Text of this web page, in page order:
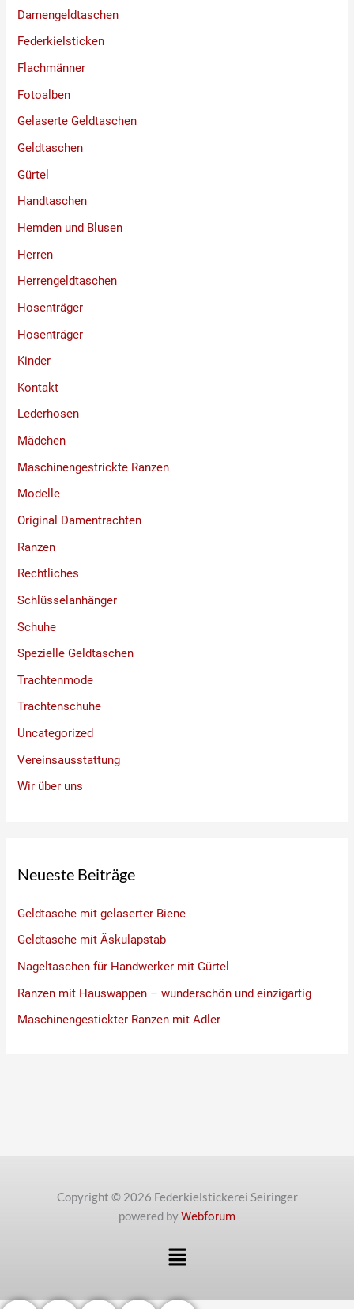
Damengeldtaschen
Federkielsticken
Flachmänner
Fotoalben
Gelaserte Geldtaschen
Geldtaschen
Gürtel
Handtaschen
Hemden und Blusen
Herren
Herrengeldtaschen
Hosenträger
Hosenträger
Kinder
Kontakt
Lederhosen
Mädchen
Maschinengestrickte Ranzen
Modelle
Original Damentrachten
Ranzen
Rechtliches
Schlüsselanhänger
Schuhe
Spezielle Geldtaschen
Trachtenmode
Trachtenschuhe
Uncategorized
Vereinsausstattung
Wir über uns
Neueste Beiträge
Geldtasche mit gelaserter Biene
Geldtasche mit Äskulapstab
Nageltaschen für Handwerker mit Gürtel
Ranzen mit Hauswappen – wunderschön und einzigartig
Maschinengestickter Ranzen mit Adler
Copyright © 2026 Federkielstickerei Seiringer
powered byWebforum
Menü